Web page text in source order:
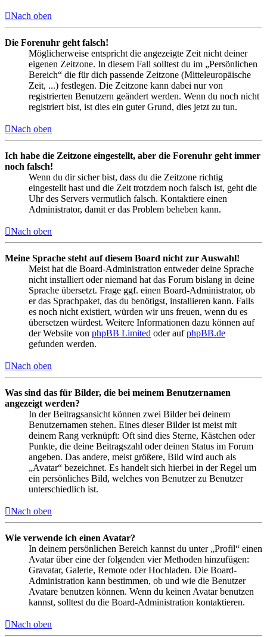
Nach oben
Die Forenuhr geht falsch!
Möglicherweise entspricht die angezeigte Zeit nicht deiner
eigenen Zeitzone. In diesem Fall solltest du im „Persönlichen
Bereich“ die für dich passende Zeitzone (Mitteleuropäische
Zeit, ...) festlegen. Die Zeitzone kann dabei nur von
registrierten Benutzern geändert werden. Wenn du noch nicht
registriert bist, ist dies ein guter Grund, dies jetzt zu tun.
Nach oben
Ich habe die Zeitzone eingestellt, aber die Forenuhr geht immer
noch falsch!
Wenn du dir sicher bist, dass du die Zeitzone richtig
eingestellt hast und die Zeit trotzdem noch falsch ist, geht die
Uhr des Servers vermutlich falsch. Kontaktiere einen
Administrator, damit er das Problem beheben kann.
Nach oben
Meine Sprache steht auf diesem Board nicht zur Auswahl!
Meist hat die Board-Administration entweder deine Sprache
nicht installiert oder niemand hat das Forum bislang in deine
Sprache übersetzt. Frage ggf. einen Board-Administrator, ob
er das Sprachpaket, das du benötigst, installieren kann. Falls
es noch nicht existiert, würden wir uns freuen, wenn du es
übersetzen würdest. Weitere Informationen dazu können auf
der Website von phpBB Limited oder aufphpBB.de
gefunden werden.
Nach oben
Was sind das für Bilder, die bei meinem Benutzernamen
angezeigt werden?
In der Beitragsansicht können zwei Bilder bei deinem
Benutzernamen stehen. Eines dieser Bilder ist meist mit
deinem Rang verknüpft: Oft sind dies Sterne, Kästchen oder
Punkte, die deine Beitragszahl oder deinen Status im Forum
angeben. Das andere, meist größere, Bild wird auch als
„Avatar“ bezeichnet. Es handelt sich hierbei in der Regel um
ein persönliches Bild, welches von Benutzer zu Benutzer
unterschiedlich ist.
Nach oben
Wie verwende ich einen Avatar?
In deinem persönlichen Bereich kannst du unter „Profil“ einen
Avatar über eine der folgenden vier Methoden hinzufügen:
Gravatar, Galerie, Remote oder Hochladen. Die Board-
Administration kann bestimmen, ob und wie die Benutzer
Avatare benutzen können. Wenn du keinen Avatar benutzen
kannst, solltest du die Board-Administration kontaktieren.
Nach oben